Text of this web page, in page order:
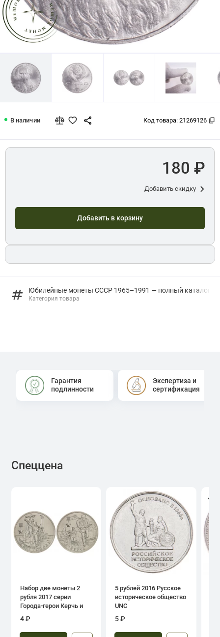
В наличии Код товара: 21269126
Юбилейные монеты СССР 1965–1991 — полный каталог
Категория товара
180 ₽
Добавить скидку
Добавить в корзину
Гарантия
подлинности
Экспертиза и
сертификация
Спеццена
Набор две монеты 2
рубля 2017 серии
Города-герои Керчь и
Севастополь
4 ₽
5 рублей 2016 Русское
историческое общество
UNC
5 ₽
4.0